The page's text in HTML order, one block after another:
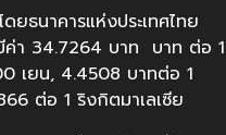
ธนาคารแห่งประเทศไทย
ค่า 34.7264 บาท บาท ต่อ 1
เยน, 4.4508 บาทต่อ 1
ต่อ 1 ริงกิตมาเลเซีย